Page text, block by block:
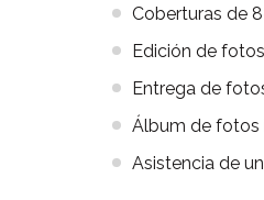
Coberturas de
Edición de
Entrega de
Álbum de fotos
Asistencia de